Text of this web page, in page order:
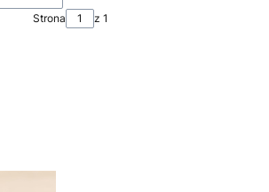
Strona z 1